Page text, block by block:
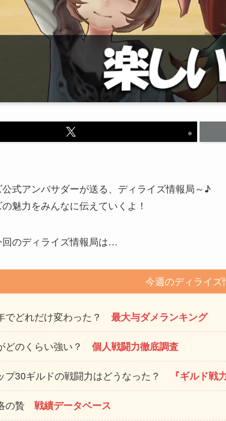
式アンバサダーが送る、ディライズ情報局～♪
魅力をみんなに伝えていくよ！
回のディライズ情報局は…
今週のディライズ
でどれだけ変わった？ 最大与ダメランキング
どのくらい強い？ 個人戦闘力徹底調査
プ30ギルドの戦闘力はどうなった？ 『ギルド戦
の贄 戦績データベース